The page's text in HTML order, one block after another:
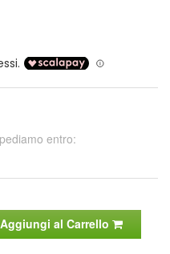
entro:
Aggiungi al Carrello